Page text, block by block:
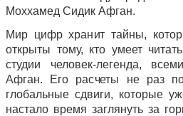
Моххамед Сидик Афган.
Мир цифр хранит тайны,
открыты тому, кто умеет
студии человек-легенда,
Афган. Его расчеты не раз
глобальные сдвиги, которые
настало время заглянуть за